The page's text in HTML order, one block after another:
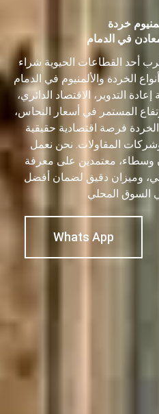
خردة
في الدمام
أحد القطاعات الحيوية شراء
الخردة والألمنيوم في الدمام
التدوير، الاقتصاد الدائري،
المستمر في أسعار النحاس،
الخردة فرصة اقتصادية حقيقية
وشركات المقاولات. نحن نعمل
معتمدين على معرفة
وميزان دقيق لضمان أفضل
Whats App